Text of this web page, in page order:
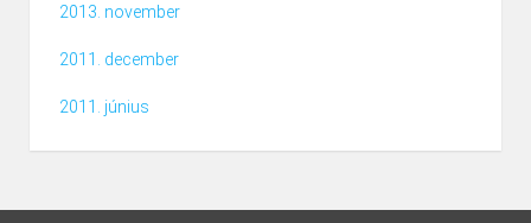
2013. november
2011. december
2011. június